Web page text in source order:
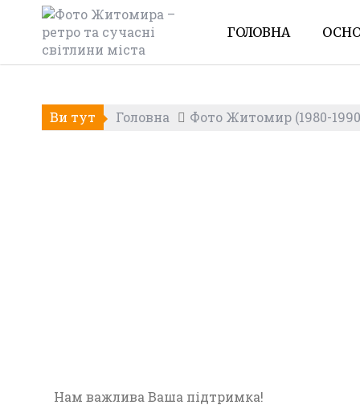
content
ГОЛОВНА
Ви тут Головна Фото Житомир (1980-
Нам важлива Ваша підтримка!